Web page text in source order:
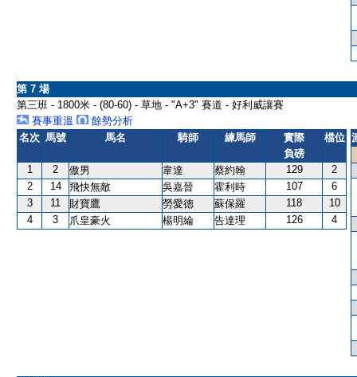
第 7 場
第三班 - 1800米 - (80-60) - 草地 - "A+3" 賽道 - 好利威讓賽
賽事重溫
餘勢分析
名次 馬號 馬名 騎師 練馬師
實際
負磅
檔位
1 2 傲男 韋達 蔡約翰 129
2
2
14 飛快無敵 吳嘉晉 霍利時 107
6
3
11 財寶鷹 勞愛德 蘇保羅 118
10
4
3 爪皇豪火 楊明綸 告達理 126 4